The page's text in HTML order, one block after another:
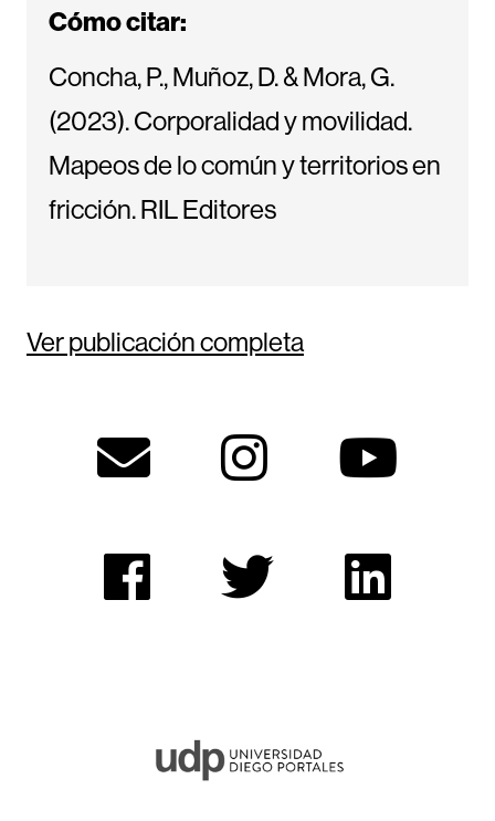
Cómo citar:
Concha, P., Muñoz, D. & Mora, G.
(2023). Corporalidad y movilidad.
Mapeos de lo común y territorios en
fricción. RIL Editores
Ver publicación completa